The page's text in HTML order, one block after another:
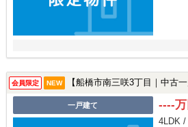
会員限定 NEW 【船橋市南三咲3丁目｜中古
一戸建て ----万
4LDK /